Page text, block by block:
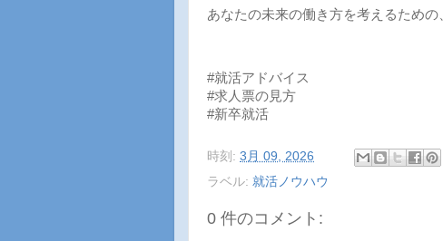
あなたの未来の働き方を考えるため
#就活アドバイス
#求人票の見方
#新卒就活
時刻: 3月 09, 2026
ラベル: 就活ノウハウ
0 件のコメント: